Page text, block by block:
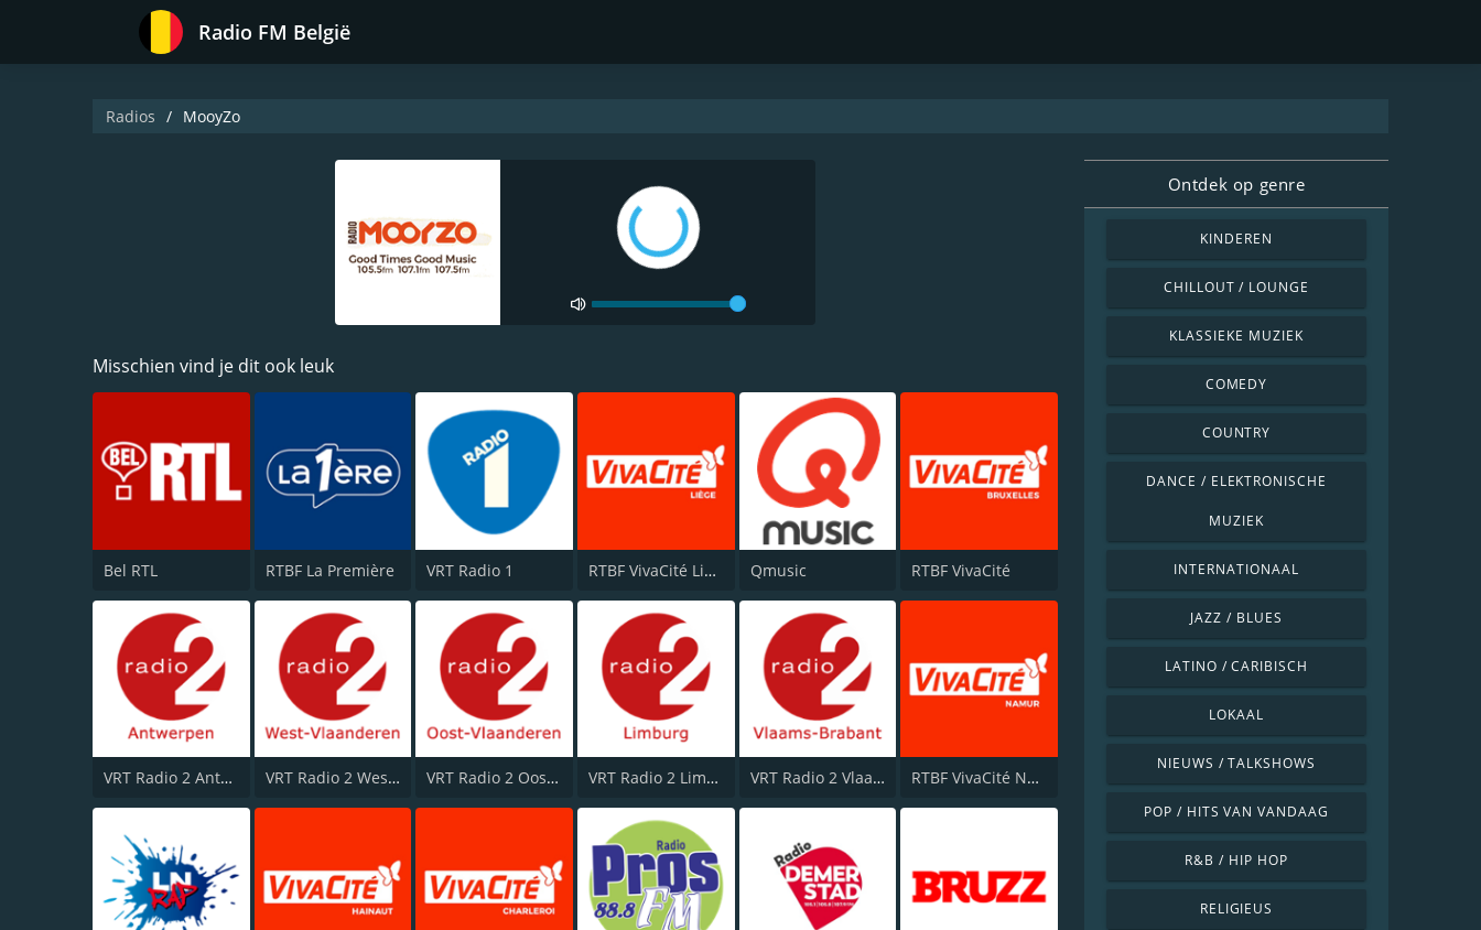
Radio FM België
Radios MooyZo
Misschien vind je dit ook leuk
Bel RTL RTBF La Première VRT Radio 1 RTBF VivaCité Liège Qmusic RTBF VivaCité
VRT Radio 2 Antwerpen VRT Radio 2 West-Vlaanderen VRT Radio 2 Oost-Vlaanderen VRT Radio 2 Limburg VRT Radio 2 Vlaams-Brabant RTBF VivaCité Namur
Ontdek op genre
KINDEREN
CHILLOUT / LOUNGE
KLASSIEKE MUZIEK
COMEDY
COUNTRY
DANCE / ELEKTRONISCHE
MUZIEK
INTERNATIONAAL
JAZZ / BLUES
LATINO / CARIBISCH
LOKAAL
NIEUWS / TALKSHOWS
POP / HITS VAN VANDAAG
R&B / HIP HOP
RELIGIEUS